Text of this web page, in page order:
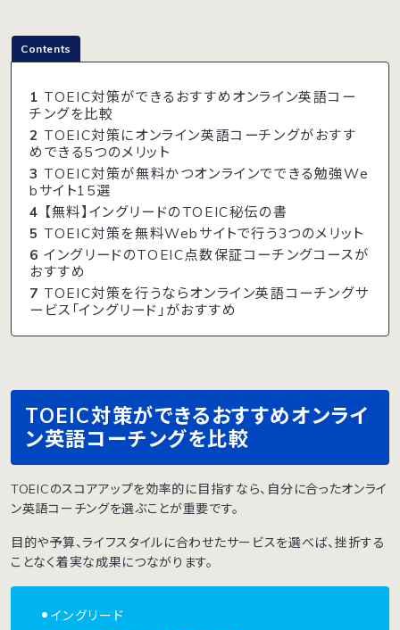
Contents
1 TOEIC対策ができるおすすめオンライン英語コー
チングを比較
2 TOEIC対策にオンライン英語コーチングがおすす
めできる5つのメリット
3 TOEIC対策が無料かつオンラインでできる勉強We
bサイト15選
4 【無料】イングリードのTOEIC秘伝の書
5 TOEIC対策を無料Webサイトで行う3つのメリット
6 イングリードのTOEIC点数保証コーチングコースが
おすすめ
7 TOEIC対策を行うならオンライン英語コーチングサ
ービス「イングリード」がおすすめ
TOEIC対策ができるおすすめオンライ
ン英語コーチングを比較
TOEICのスコアアップを効率的に目指すなら、自分に合ったオンライ
ン英語コーチングを選ぶことが重要です。
目的や予算、ライフスタイルに合わせたサービスを選べば、挫折する
ことなく着実な成果につながります。
イングリード